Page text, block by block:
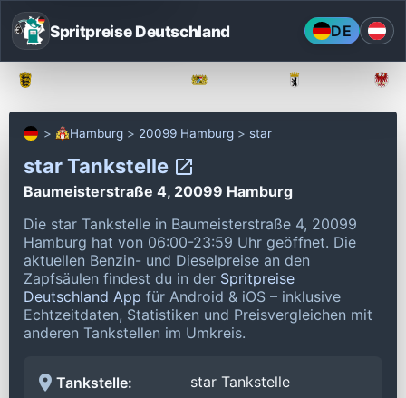
Spritpreise Deutschland DE
Hamburg 20099 Hamburg star
star Tankstelle
Baumeisterstraße 4, 20099 Hamburg
Die star Tankstelle in Baumeisterstraße 4, 20099
Hamburg hat von 06:00-23:59 Uhr geöffnet. Die
aktuellen Benzin- und Dieselpreise an den
Zapfsäulen findest du in der Spritpreise
Deutschland App für Android & iOS – inklusive
Echtzeitdaten, Statistiken und Preisvergleichen mit
anderen Tankstellen im Umkreis.
Tankstelle: star Tankstelle